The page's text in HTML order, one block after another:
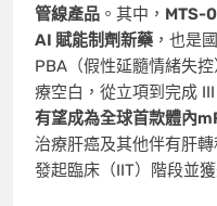
管線產品 。其中， MTS-
AI 賦能制劑新藥 ，也是
PBA（假性延髓情緒失
療空白，從立項到完成
有望成為全球首款體內
治療肝癌及其他伴有肝
發起臨床（IIT）階段並